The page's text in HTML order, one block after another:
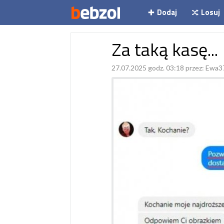
Dodaj Losuj
Za taką kasę...
27.07.2025 godz. 03:18 przez: